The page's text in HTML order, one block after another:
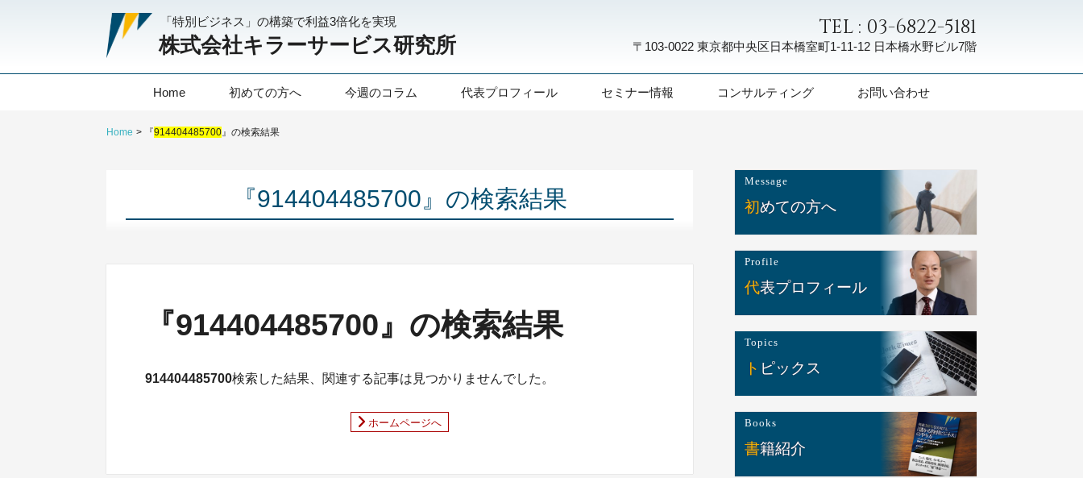
「特別ビジネス」の構築で利益3倍化を実現
株式会社キラーサービス研究所
TEL : 03-6822-5181
〒103-0022 東京都中央区日本橋室町1-11-12 日本橋水野ビル7階
Home 初めての方へ 今週のコラム 代表プロフィール セミナー情報 コンサルティング お問い合わせ
Home 『914404485700』の検索結果
『914404485700』の検索結果
『914404485700』の検索結果
914404485700検索した結果、関連する記事は見つかりませんでした。
ホームページへ
Message
初めての方へ
Profile
代表プロフィール
Topics
トピックス
Books
書籍紹介